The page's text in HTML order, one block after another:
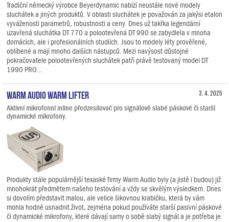
Tradiční německý výrobce Beyerdynamic nabízí neustále nové modely
sluchátek a jiných produktů. V oblasti sluchátek je považován za jakýsi etalon
vyváženosti parametrů, robustnosti a ceny. Dnes už takřka legendární
uzavřená sluchátka DT 770 a polootevřená DT 990 se zabydlela v mnoha
domácích, ale i profesionálních studiích. Jsou to modely léty prověřené,
oblíbené a mají mnoho dalších nástupců. Mezi navýsost důstojné
pokračovatele polootevřených sluchátek patří právě testovaný model DT
1990 PRO...
3. 4. 2025
Warm Audio Warm Lifter
Aktivní mikrofonní inline předzesilovač pro signálově slabé páskové či starší
dynamické mikrofony.
Produkty stále populárnější texaské firmy Warm Audio byly (a jistě i budou) již
mnohokrát předmětem našeho testování a vždy se skvělým výsledkem. Dnes
si dovolím představit malou, ale velice šikovnou krabičku, která by vám
mohla hodně usnadnit život, zejména pokud používáte starší pasivní páskové
či dynamické mikrofony, které dávají samy o sobě slabý signál a je potřeba je